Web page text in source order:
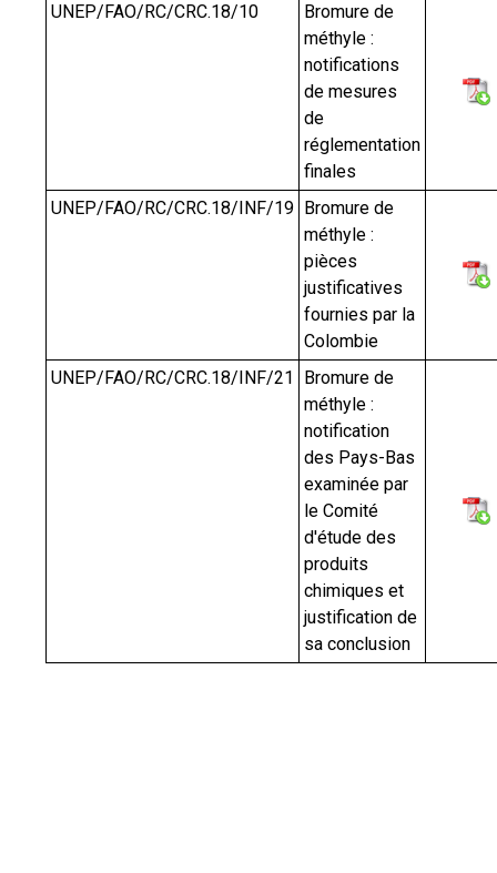
UNEP/FAO/RC/CRC.18/10
Bromure de
méthyle :
notifications
de mesures
de
réglementation
finales
UNEP/FAO/RC/CRC.18/INF/19 Bromure de
méthyle :
pièces
justificatives
fournies par la
Colombie
UNEP/FAO/RC/CRC.18/INF/21
Bromure de
méthyle :
notification
des Pays-Bas
examinée par
le Comité
d'étude des
produits
chimiques et
justification de
sa conclusion